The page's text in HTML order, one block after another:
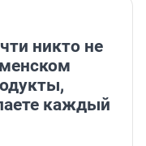
никто не
каждый